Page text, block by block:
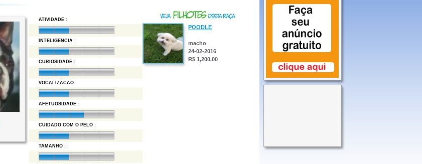
ATIVIDADE :
INTELIGENCIA :
CURIOSIDADE :
VOCALIZACAO :
AFETUOSIDADE :
CUIDADO COM O PELO :
TAMANHO :
POODLE
macho
24-02-2016
R$ 1,200.00